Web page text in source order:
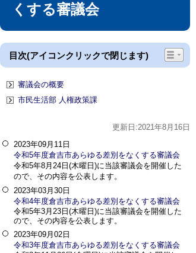
くする審議会
目次(アイコンクリックで閉じます)
審議会の概要
市民生活部 人権政策課
更新日:2021年8月16日
2023年09月11日
令和5年度倉吉市あらゆる差別をなくする審議会
令和5年8月24日(木曜日)に当該審議会を開催した
ので、その内容を公表します。
2023年03月30日
令和4年度倉吉市あらゆる差別をなくする審議会
令和5年3月23日(木曜日)に当該審議会を開催した
ので、その内容を公表します。
2023年09月02日
令和3年度倉吉市あらゆる差別をなくする審議会